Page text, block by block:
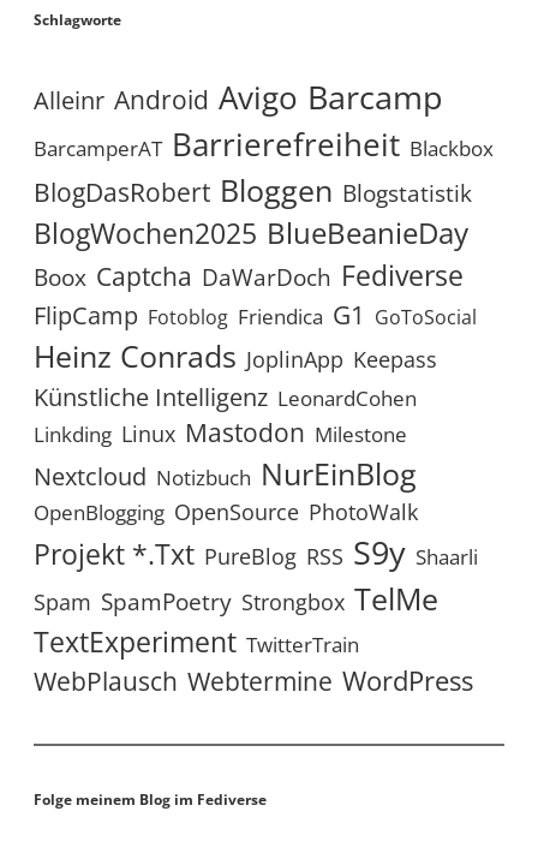
Schlagworte
Alleinr Android Avigo Barcamp
BarcamperAT Barrierefreiheit Blackbox
BlogDasRobert Bloggen Blogstatistik
BlogWochen2025 BlueBeanieDay
Boox Captcha DaWarDoch Fediverse
FlipCamp Fotoblog Friendica G1 GoToSocial
Heinz Conrads JoplinApp Keepass
Künstliche Intelligenz LeonardCohen
Linkding Linux Mastodon Milestone
Nextcloud Notizbuch NurEinBlog
OpenBlogging OpenSource PhotoWalk
Projekt *.txt PureBlog RSS S9y Shaarli
Spam SpamPoetry Strongbox TelMe
TextExperiment TwitterTrain
WebPlausch Webtermine WordPress
Folge meinem Blog im Fediverse